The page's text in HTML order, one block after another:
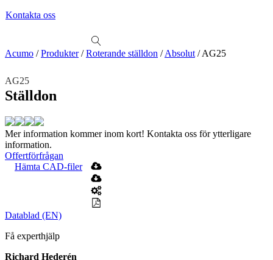
Kontakta oss
Se alla kategorier Se alla produkter Se alla leverantörer
Teknisk support
Offertförfrågan
Mekanik
LinjärenheterAxelkopplingarKulskruvarSkenstyrningar
Mekatronik
Positionsvisare / Mätklockor
Wire-moduler
LinjärmotorerServodrifter
Mätning
Acumo /Produkter/Roterande ställdon /Absolut /AG25
AG25
Ställdon
Mer information kommer inom kort! Kontakta oss för ytterligare
information.
Offertförfrågan
Hämta CAD-filer
Datablad (EN)
Få experthjälp
Richard Hederén